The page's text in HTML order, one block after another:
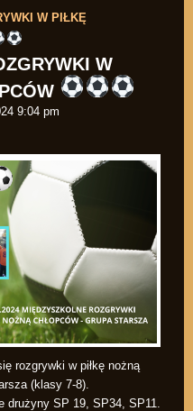
W PIŁKĘ
W
9:04 pm
rozgrywki w piłkę nożną
(klasy 7-8).
drużyny SP 19, SP34, SP11.